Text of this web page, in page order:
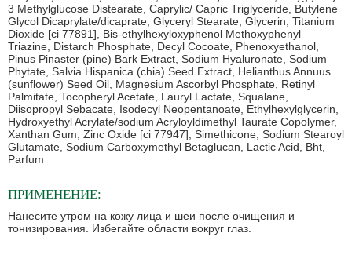
3 Methylglucose Distearate, Caprylic/ Capric Triglyceride, Butylene
Glycol Dicaprylate/dicaprate, Glyceryl Stearate, Glycerin, Titanium
Dioxide [ci 77891], Bis-ethylhexyloxyphenol Methoxyphenyl
Triazine, Distarch Phosphate, Decyl Cocoate, Phenoxyethanol,
Pinus Pinaster (pine) Bark Extract, Sodium Hyaluronate, Sodium
Phytate, Salvia Hispanica (chia) Seed Extract, Helianthus Annuus
(sunflower) Seed Oil, Magnesium Ascorbyl Phosphate, Retinyl
Palmitate, Tocopheryl Acetate, Lauryl Lactate, Squalane,
Diisopropyl Sebacate, Isodecyl Neopentanoate, Ethylhexylglycerin,
Hydroxyethyl Acrylate/sodium Acryloyldimethyl Taurate Copolymer,
Xanthan Gum, Zinc Oxide [ci 77947], Simethicone, Sodium Stearoyl
Glutamate, Sodium Carboxymethyl Betaglucan, Lactic Acid, Bht,
Parfum
ПРИМЕНЕНИЕ:
Нанесите утром на кожу лица и шеи после очищения и
тонизирования. Избегайте области вокруг глаз.